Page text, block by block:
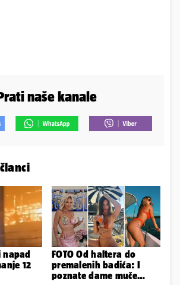
naše kanale
napad
12
FOTO Od haltera do
premalenih badića: I
poznate dame muče